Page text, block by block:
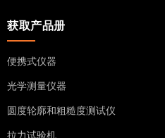
获取产品册
便携式仪器
光学测量仪器
圆度轮廓和粗糙度测试仪
拉力试验机